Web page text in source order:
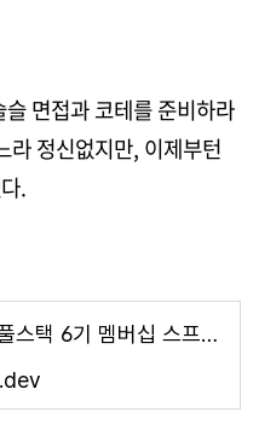
면접과 코테를 준비하라
라 정신없지만, 이제부턴
.
부스트캠프 웹 풀스택 6기 멤버십 스프린트 4회차